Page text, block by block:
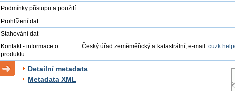
Podmínky přístupu a použití
Prohlížení dat
Stahování dat
Kontakt - informace o
produktu
Český úřad zeměměřický a katastrální, e-mail:
Detailní metadata
Metadata XML